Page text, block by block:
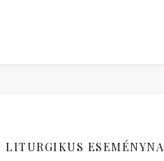
LITURGIKUS